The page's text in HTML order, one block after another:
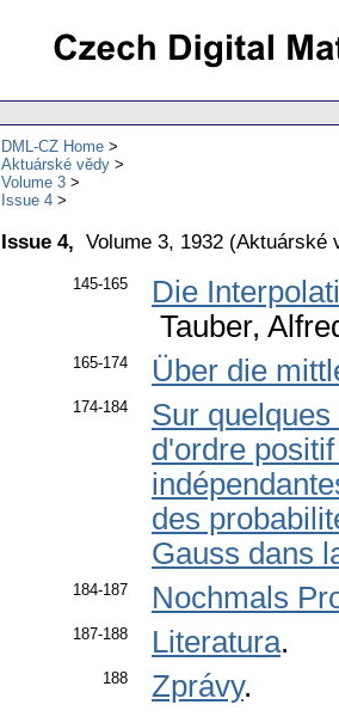
DML-CZ Home
Aktuárské vědy
Volume 3
Issue 4
Issue 4, Volume 3, 1932 (Aktuárské
145-165
Die
Tauber,
165-174 Über die
174-184
Sur
d'ordre
des
Gauss dans
184-187 Nochmals
187-188 Literatura.
188 Zprávy.